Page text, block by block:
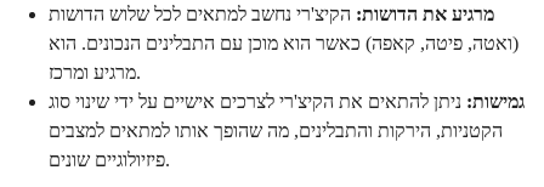
מרגיע את הדושות: הקיצ'רי נחשב למתאים לכל שלוש הדושות
(ואטה, פיטה, קאפה) כאשר הוא מוכן עם התבלינים הנכונים. הוא
מרגיע ומרכז.
גמישות: ניתן להתאים את הקיצ'רי לצרכים אישיים על ידי שינוי סוג
הקטניות, הירקות והתבלינים, מה שהופך אותו למתאים למצבים
פיזיולוגיים שונים.